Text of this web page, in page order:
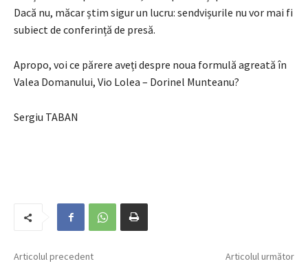
Dacă nu, măcar știm sigur un lucru: sendvișurile nu vor mai fi
subiect de conferință de presă.
Apropo, voi ce părere aveți despre noua formulă agreată în
Valea Domanului, Vio Lolea – Dorinel Munteanu?
Sergiu TABAN
Articolul precedent Articolul următor